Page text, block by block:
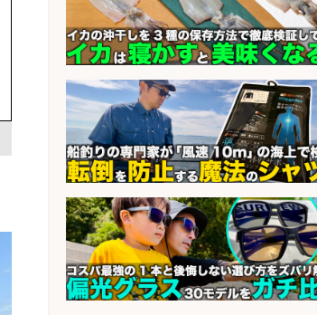
sponsored by 求人ボック
レジカウンター/夕方勤務で時給UP
お釣りの計算不要の簡単レジ1日2
間
会社名 オーケー株式会社
sponsored by 求人ボック
フィッシング用品の「製品開発設
計」
会社名 メガバス株式会社
sponsored by 求人ボック